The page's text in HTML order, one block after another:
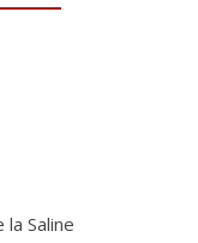
Saline